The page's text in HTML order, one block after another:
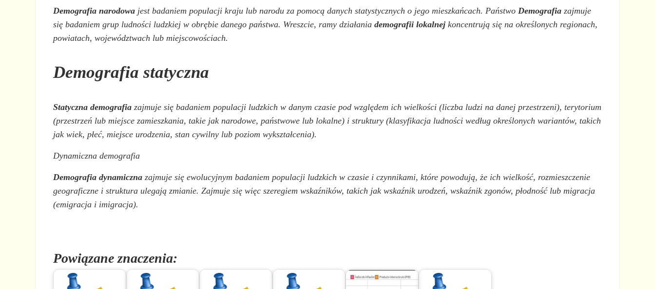
Demografia narodowa jest badaniem populacji kraju lub narodu za pomocą danych statystycznych o jego mieszkańcach. PaństwoDemografia zajmuje
się badaniem grup ludności ludzkiej w obrębie danego państwa. Wreszcie, ramy działaniademografii lokalnej koncentrują się na określonych regionach,
powiatach, województwach lub miejscowościach.
Demografia statyczna
Statyczna demografia zajmuje się badaniem populacji ludzkich w danym czasie pod względem ich wielkości (liczba ludzi na danej przestrzeni), terytorium
(przestrzeń lub miejsce zamieszkania, takie jak narodowe, państwowe lub lokalne) i struktury (klasyfikacja ludności według określonych wariantów, takich
jak wiek, płeć, miejsce urodzenia, stan cywilny lub poziom wykształcenia).
Dynamiczna demografia
Demografia dynamiczna zajmuje się ewolucyjnym badaniem populacji ludzkich w czasie i czynnikami, które powodują, że ich wielkość, rozmieszczenie
geograficzne i struktura ulegają zmianie. Zajmuje się więc szeregiem wskaźników, takich jak wskaźnik urodzeń, wskaźnik zgonów, płodność lub migracja
(emigracja i imigracja).
Powiązane znaczenia: